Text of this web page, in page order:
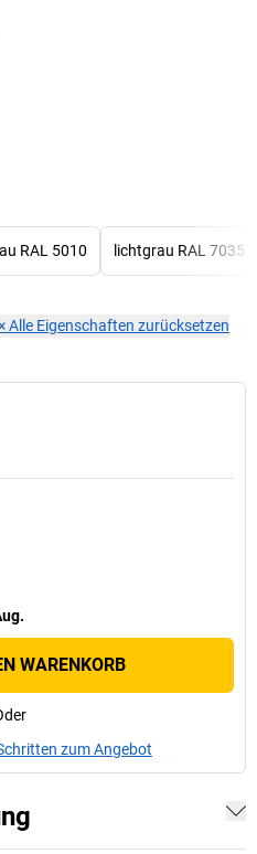
RAL 5010 lichtgrau RAL 7035
Alle Eigenschaften zurücksetzen
WARENKORB
zum Angebot